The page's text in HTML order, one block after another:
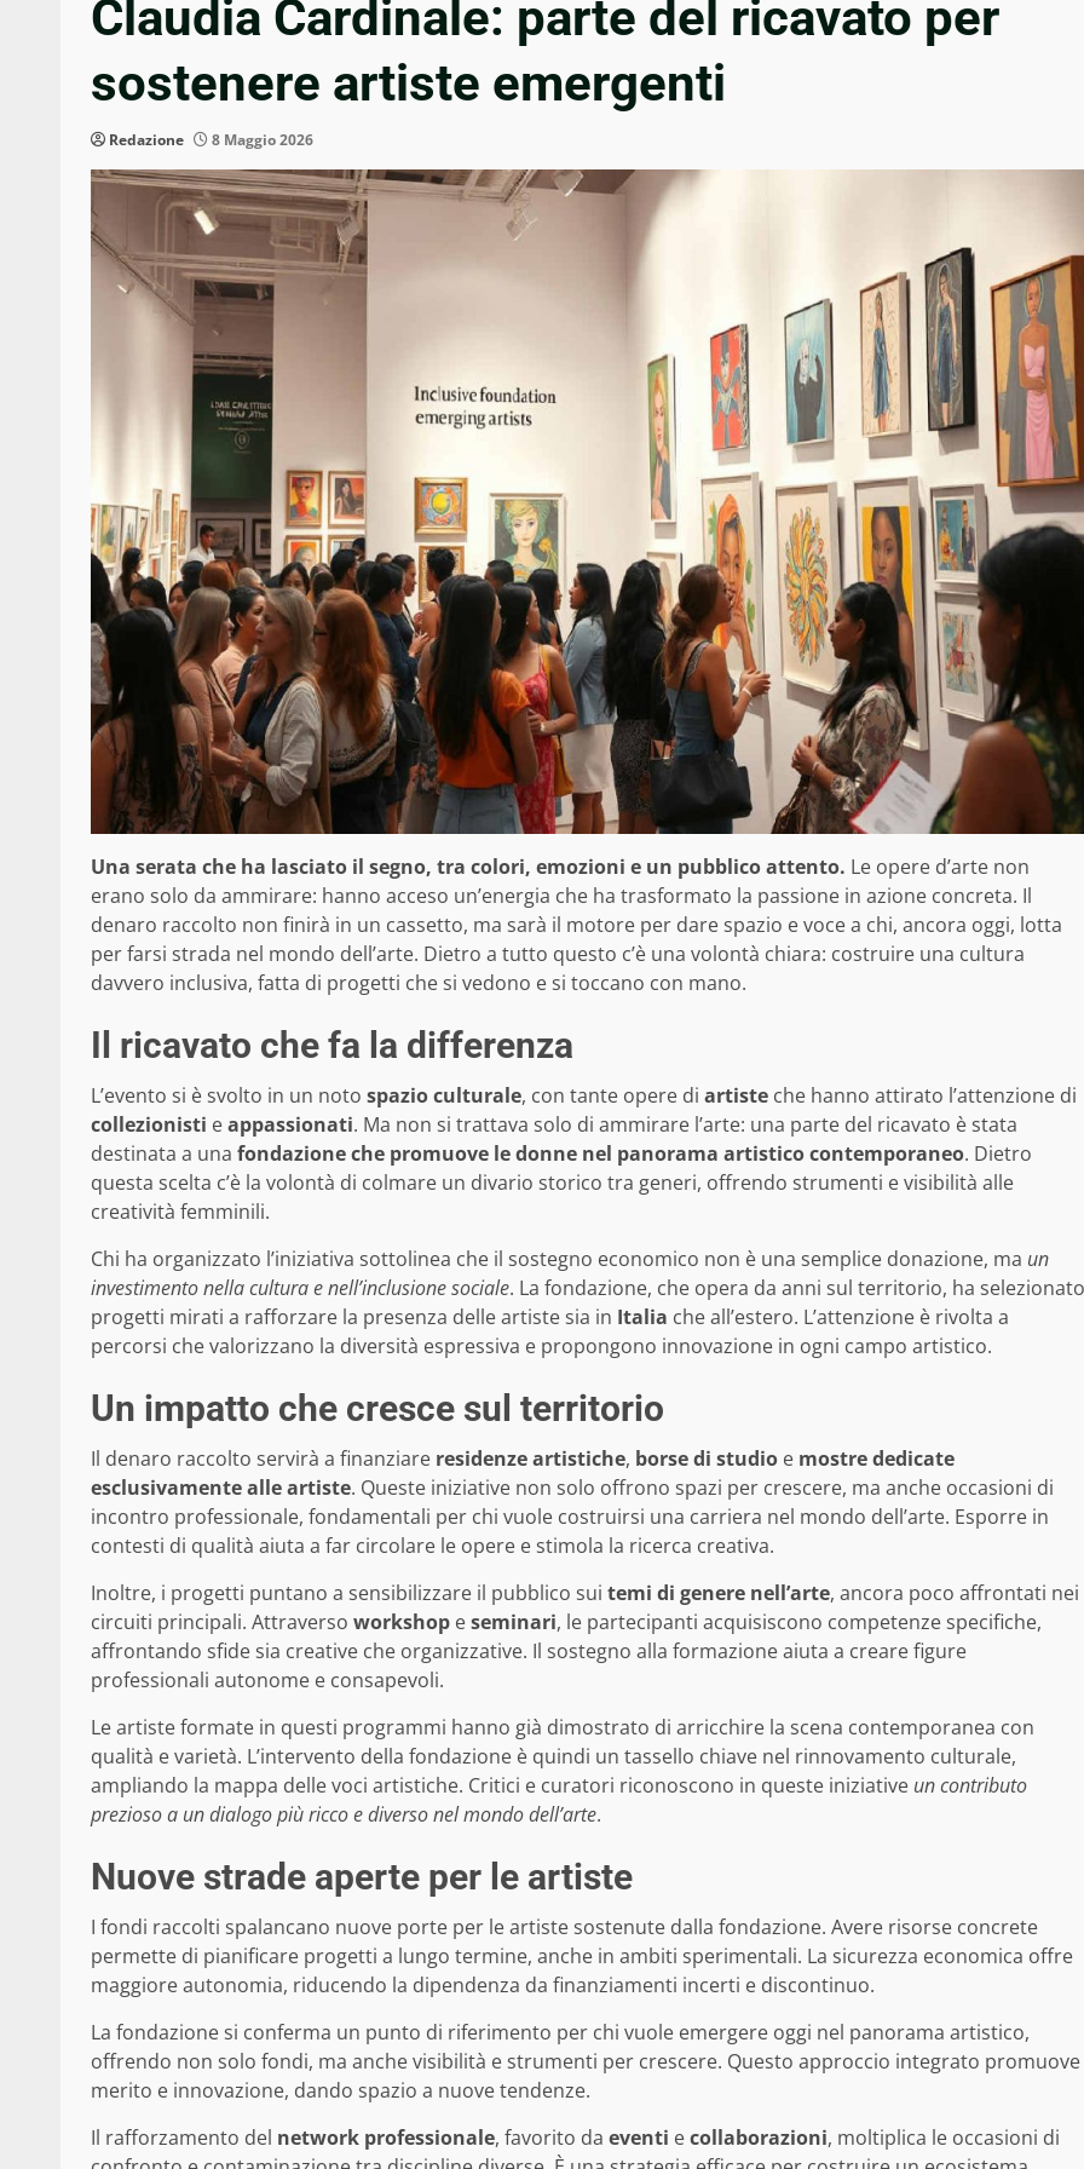
Claudia Cardinale: parte del ricavato per
sostenere artiste emergenti
Redazione 8 Maggio 2026
Una serata che ha lasciato il segno, tra colori, emozioni e un pubblico attento. Le opere d’arte non
erano solo da ammirare: hanno acceso un’energia che ha trasformato la passione in azione concreta. Il
denaro raccolto non finirà in un cassetto, ma sarà il motore per dare spazio e voce a chi, ancora oggi, lotta
per farsi strada nel mondo dell’arte. Dietro a tutto questo c’è una volontà chiara: costruire una cultura
davvero inclusiva, fatta di progetti che si vedono e si toccano con mano.
Il ricavato che fa la differenza
L’evento si è svolto in un noto spazio culturale, con tante opere di artiste che hanno attirato l’attenzione di
collezionisti eappassionati. Ma non si trattava solo di ammirare l’arte: una parte del ricavato è stata
destinata a una fondazione che promuove le donne nel panorama artistico contemporaneo. Dietro
questa scelta c’è la volontà di colmare un divario storico tra generi, offrendo strumenti e visibilità alle
creatività femminili.
Chi ha organizzato l’iniziativa sottolinea che il sostegno economico non è una semplice donazione, ma un
investimento nella cultura e nell’inclusione sociale. La fondazione, che opera da anni sul territorio, ha selezionato
progetti mirati a rafforzare la presenza delle artiste sia in Italia che all’estero. L’attenzione è rivolta a
percorsi che valorizzano la diversità espressiva e propongono innovazione in ogni campo artistico.
Un impatto che cresce sul territorio
Il denaro raccolto servirà a finanziare residenze artistiche, borse di studio e mostre dedicate
esclusivamente alle artiste. Queste iniziative non solo offrono spazi per crescere, ma anche occasioni di
incontro professionale, fondamentali per chi vuole costruirsi una carriera nel mondo dell’arte. Esporre in
contesti di qualità aiuta a far circolare le opere e stimola la ricerca creativa.
Inoltre, i progetti puntano a sensibilizzare il pubblico sui temi di genere nell’arte, ancora poco affrontati nei
circuiti principali. Attraverso workshop eseminari, le partecipanti acquisiscono competenze specifiche,
affrontando sfide sia creative che organizzative. Il sostegno alla formazione aiuta a creare figure
professionali autonome e consapevoli.
Le artiste formate in questi programmi hanno già dimostrato di arricchire la scena contemporanea con
qualità e varietà. L’intervento della fondazione è quindi un tassello chiave nel rinnovamento culturale,
ampliando la mappa delle voci artistiche. Critici e curatori riconoscono in queste iniziative un contributo
prezioso a un dialogo più ricco e diverso nel mondo dell’arte.
Nuove strade aperte per le artiste
I fondi raccolti spalancano nuove porte per le artiste sostenute dalla fondazione. Avere risorse concrete
permette di pianificare progetti a lungo termine, anche in ambiti sperimentali. La sicurezza economica offre
maggiore autonomia, riducendo la dipendenza da finanziamenti incerti e discontinuo.
La fondazione si conferma un punto di riferimento per chi vuole emergere oggi nel panorama artistico,
offrendo non solo fondi, ma anche visibilità e strumenti per crescere. Questo approccio integrato promuove
merito e innovazione, dando spazio a nuove tendenze.
Il rafforzamento del network professionale, favorito da eventi ecollaborazioni, moltiplica le occasioni di